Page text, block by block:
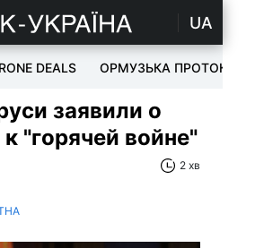
UA
DEALS ОРМУЗЬКА ПРОТОКА
заявили о
"горячей войне"
2 хв